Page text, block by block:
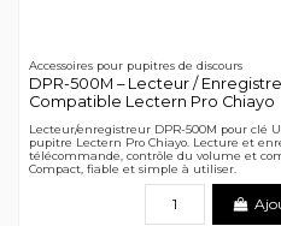
Accessoires pour pupitres de discours
DPR-500M – Lecteur /
Compatible Lectern Pro Chiayo
Lecteur/enregistreur DPR-500M pour clé
pupitre Lectern Pro Chiayo. Lecture et
télécommande, contrôle du volume et
Compact, fiable et simple à utiliser.